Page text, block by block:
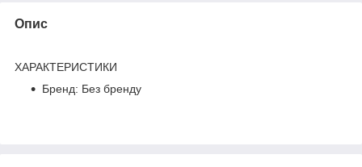
Опис
ХАРАКТЕРИСТИКИ
Бренд: Без бренду